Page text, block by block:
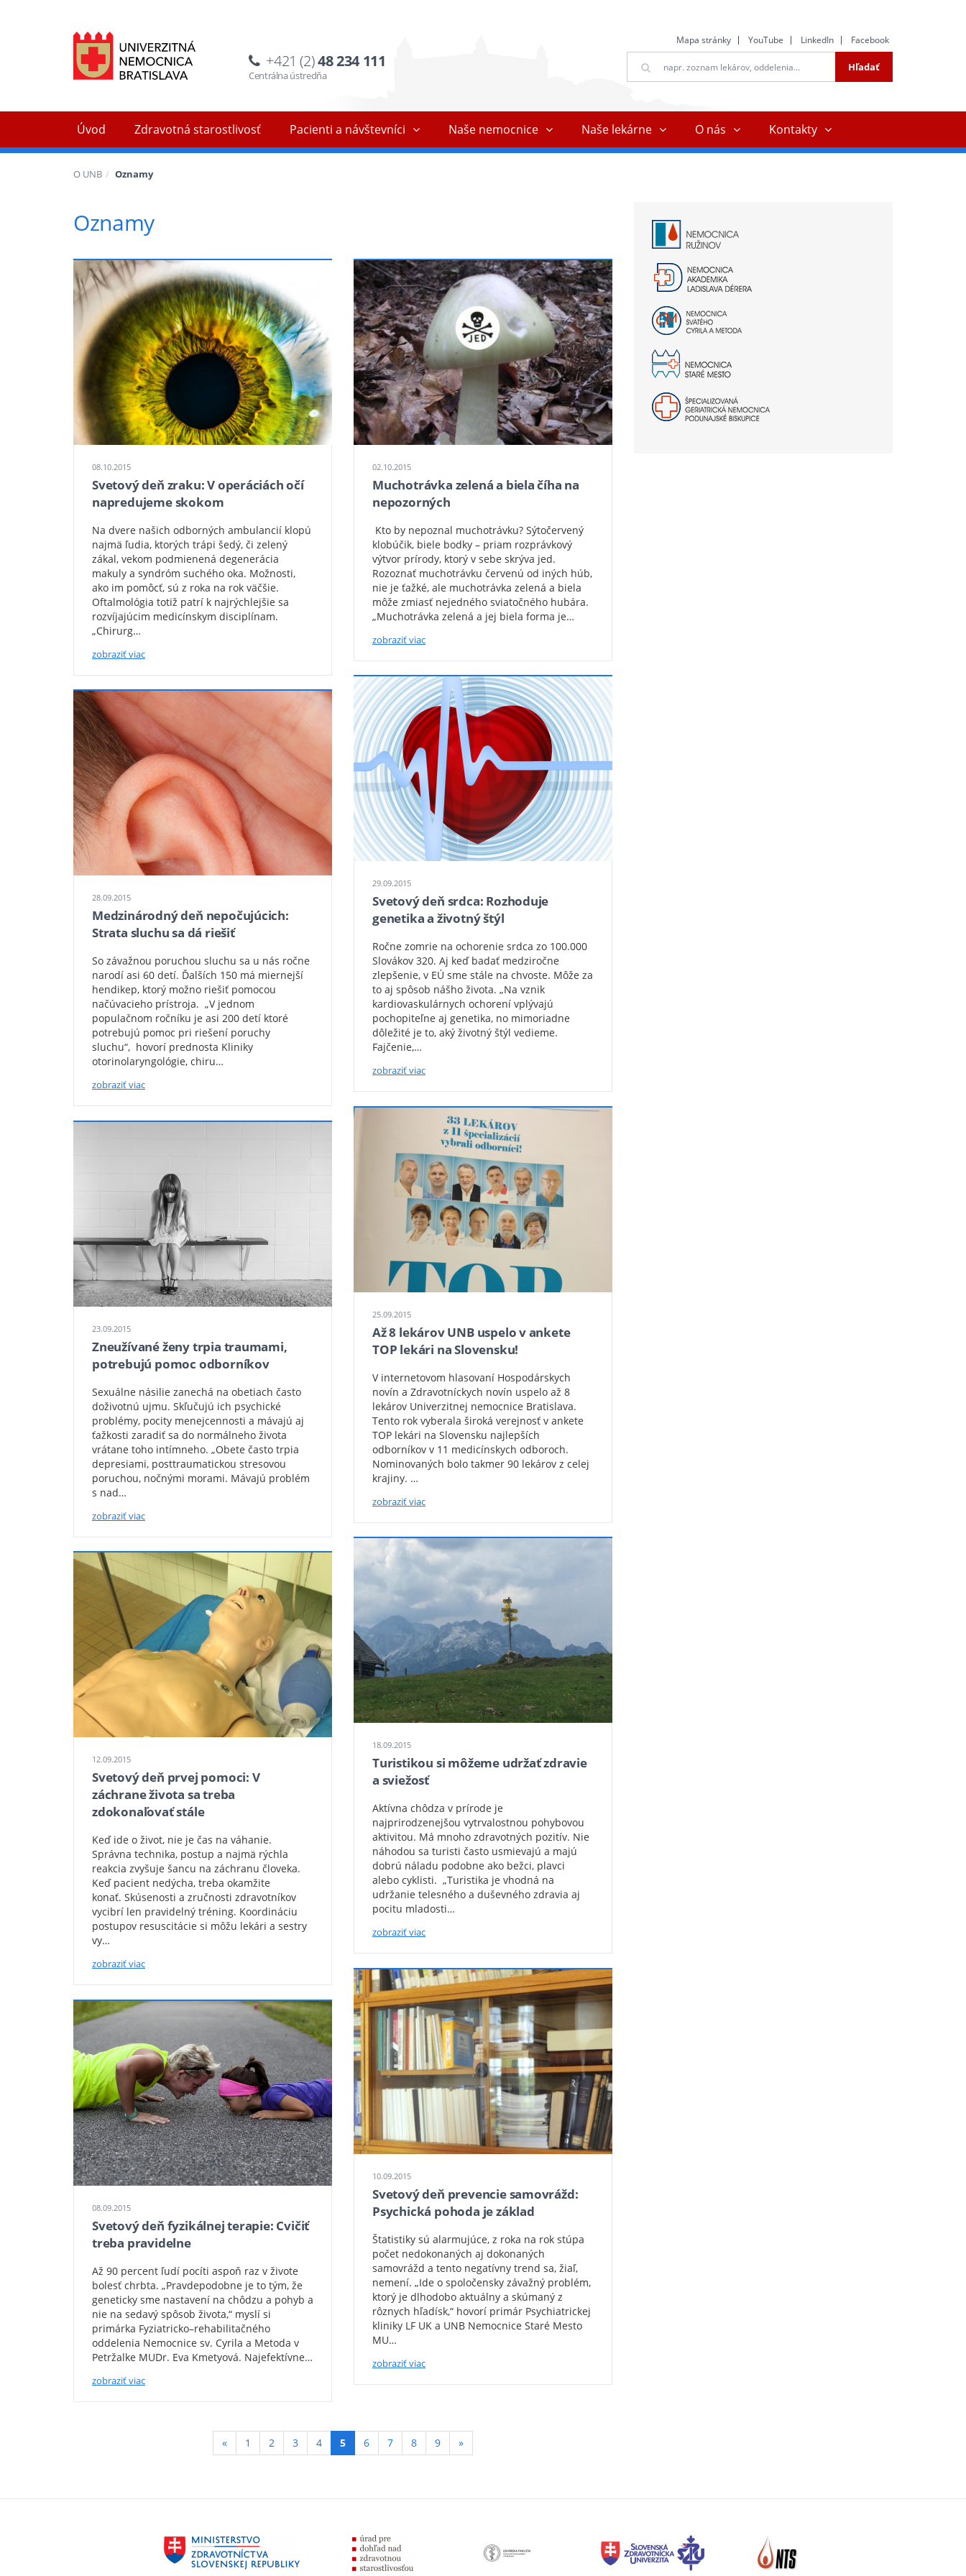
+421 (2)48 234 111
Centrálna ústredňa
Mapa stránky YouTube LinkedIn Facebook
vyhľadávanie
Hľadať
Úvod Zdravotná starostlivosť Pacienti a návštevníci Naše nemocnice Naše lekárne O nás Kontakty
O UNB Oznamy
Oznamy
08.10.2015
Svetový deň zraku: V operáciách očí
napredujeme skokom
Na dvere našich odborných ambulancií klopú
najmä ľudia, ktorých trápi šedý, či zelený
zákal, vekom podmienená degenerácia
makuly a syndróm suchého oka. Možnosti,
ako im pomôcť, sú z roka na rok väčšie.
Oftalmológia totiž patrí k najrýchlejšie sa
rozvíjajúcim medicínskym disciplínam.
„Chirurg…
zobraziť viac
02.10.2015
Muchotrávka zelená a biela číha na
nepozorných
Kto by nepoznal muchotrávku? Sýtočervený
klobúčik, biele bodky – priam rozprávkový
výtvor prírody, ktorý v sebe skrýva jed.
Rozoznať muchotrávku červenú od iných húb,
nie je ťažké, ale muchotrávka zelená a biela
môže zmiasť nejedného sviatočného hubára.
„Muchotrávka zelená a jej biela forma je…
zobraziť viac
29.09.2015
Svetový deň srdca: Rozhoduje
genetika a životný štýl
Ročne zomrie na ochorenie srdca zo 100.000
Slovákov 320. Aj keď badať medziročne
zlepšenie, v EÚ sme stále na chvoste. Môže za
to aj spôsob nášho života. „Na vznik
kardiovaskulárnych ochorení vplývajú
pochopiteľne aj genetika, no mimoriadne
dôležité je to, aký životný štýl vedieme.
Fajčenie,…
zobraziť viac
28.09.2015
Medzinárodný deň nepočujúcich:
Strata sluchu sa dá riešiť
So závažnou poruchou sluchu sa u nás ročne
narodí asi 60 detí. Ďalších 150 má miernejší
hendikep, ktorý možno riešiť pomocou
načúvacieho prístroja. „V jednom
populačnom ročníku je asi 200 detí ktoré
potrebujú pomoc pri riešení poruchy
sluchu“, hovorí prednosta Kliniky
otorinolaryngológie, chiru…
zobraziť viac
25.09.2015
Až 8 lekárov UNB uspelo v ankete
TOP lekári na Slovensku!
V internetovom hlasovaní Hospodárskych
novín a Zdravotníckych novín uspelo až 8
lekárov Univerzitnej nemocnice Bratislava.
Tento rok vyberala široká verejnosť v ankete
TOP lekári na Slovensku najlepších
odborníkov v 11 medicínskych odboroch.
Nominovaných bolo takmer 90 lekárov z celej
krajiny. …
zobraziť viac
23.09.2015
Zneužívané ženy trpia traumami,
potrebujú pomoc odborníkov
Sexuálne násilie zanechá na obetiach často
doživotnú ujmu. Skľučujú ich psychické
problémy, pocity menejcennosti a mávajú aj
ťažkosti zaradiť sa do normálneho života
vrátane toho intímneho. „Obete často trpia
depresiami, posttraumatickou stresovou
poruchou, nočnými morami. Mávajú problém
s nad…
zobraziť viac
18.09.2015
Turistikou si môžeme udržať zdravie
a sviežosť
Aktívna chôdza v prírode je
najprirodzenejšou vytrvalostnou pohybovou
aktivitou. Má mnoho zdravotných pozitív. Nie
náhodou sa turisti často usmievajú a majú
dobrú náladu podobne ako bežci, plavci
alebo cyklisti. „Turistika je vhodná na
udržanie telesného a duševného zdravia aj
pocitu mladosti…
zobraziť viac
12.09.2015
Svetový deň prvej pomoci: V
záchrane života sa treba
zdokonaľovať stále
Keď ide o život, nie je čas na váhanie.
Správna technika, postup a najmä rýchla
reakcia zvyšuje šancu na záchranu človeka.
Keď pacient nedýcha, treba okamžite
konať. Skúsenosti a zručnosti zdravotníkov
vycibrí len pravidelný tréning. Koordináciu
postupov resuscitácie si môžu lekári a sestry
vy…
zobraziť viac
10.09.2015
Svetový deň prevencie samovrážd:
Psychická pohoda je základ
Štatistiky sú alarmujúce, z roka na rok stúpa
počet nedokonaných aj dokonaných
samovrážd a tento negatívny trend sa, žiaľ,
nemení. „Ide o spoločensky závažný problém,
ktorý je dlhodobo aktuálny a skúmaný z
rôznych hľadísk,“ hovorí primár Psychiatrickej
kliniky LF UK a UNB Nemocnice Staré Mesto
MU…
zobraziť viac
08.09.2015
Svetový deň fyzikálnej terapie: Cvičiť
treba pravidelne
Až 90 percent ľudí pocíti aspoň raz v živote
bolesť chrbta. „Pravdepodobne je to tým, že
geneticky sme nastavení na chôdzu a pohyb a
nie na sedavý spôsob života,“ myslí si
primárka Fyziatricko–rehabilitačného
oddelenia Nemocnice sv. Cyrila a Metoda v
Petržalke MUDr. Eva Kmetyová. Najefektívne…
zobraziť viac
« 1 2 3 4 5(aktívna
podstránka)
6 7 8 9 »